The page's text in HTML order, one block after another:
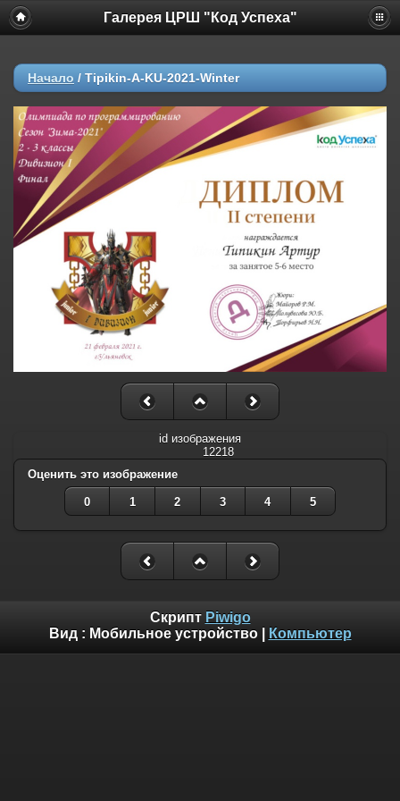
Галерея ЦРШ "Код Успеха"
Начало / Tipikin-A-KU-2021-Winter
id изображения
12218
Оценить это изображение
0 1 2 3 4 5
Скрипт Piwigo
Вид : Мобильное устройство| Компьютер